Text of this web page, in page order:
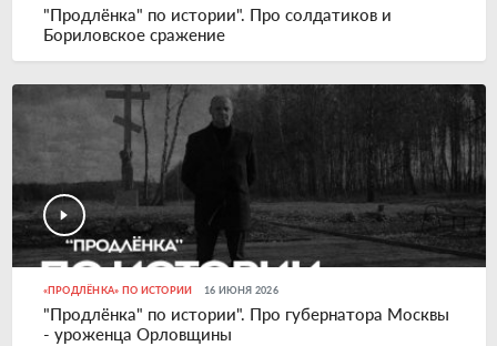
"Продлёнка" по истории". Про солдатиков и
Бориловское сражение
«ПРОДЛЁНКА» ПО ИСТОРИИ 16 ИЮНЯ 2026
"Продлёнка" по истории". Про губернатора Москвы
- уроженца Орловщины